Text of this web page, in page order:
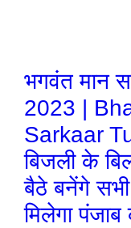
भगवंत मान
2023 |
Sarkaar
बिजली के
बैठे बनेंगे
मिलेगा